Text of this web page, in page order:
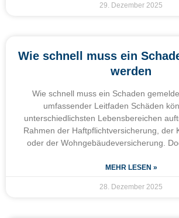
29. Dezember 2025
Wie schnell muss ein
werden
Wie schnell muss ein Schaden
umfassender Leitfaden Schäden
unterschiedlichsten Lebensbereichen
Rahmen der Haftpflichtversicherung, der
oder der Wohngebäudeversicherung.
MEHR LESEN »
28. Dezember 2025